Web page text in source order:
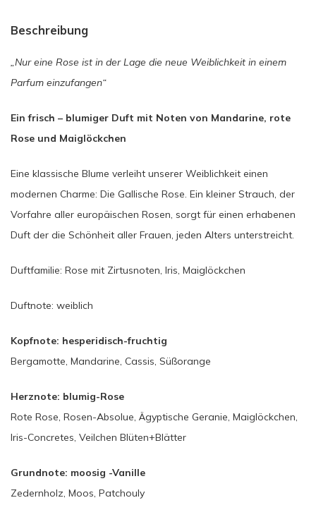
Beschreibung
„Nur eine Rose ist in der Lage die neue Weiblichkeit in einem
Parfum einzufangen“
Ein frisch – blumiger Duft mit Noten von Mandarine, rote
Rose und Maiglöckchen
Eine klassische Blume verleiht unserer Weiblichkeit einen
modernen Charme: Die Gallische Rose. Ein kleiner Strauch, der
Vorfahre aller europäischen Rosen, sorgt für einen erhabenen
Duft der die Schönheit aller Frauen, jeden Alters unterstreicht.
Duftfamilie: Rose mit Zirtusnoten, Iris, Maiglöckchen
Duftnote: weiblich
Kopfnote: hesperidisch-fruchtig
Bergamotte, Mandarine, Cassis, Süßorange
Herznote: blumig-Rose
Rote Rose, Rosen-Absolue, Ägyptische Geranie, Maiglöckchen,
Iris-Concretes, Veilchen Blüten+Blätter
Grundnote: moosig -Vanille
Zedernholz, Moos, Patchouly